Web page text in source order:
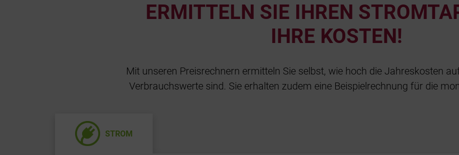
ERMITTELN SIE IHREN
IHRE KOSTEN!
Mit unseren Preisrechnern ermitteln Sie selbst, wie hoch die Jahreskosten
Verbrauchswerte sind. Sie erhalten zudem eine Beispielrechnung für die
STROM